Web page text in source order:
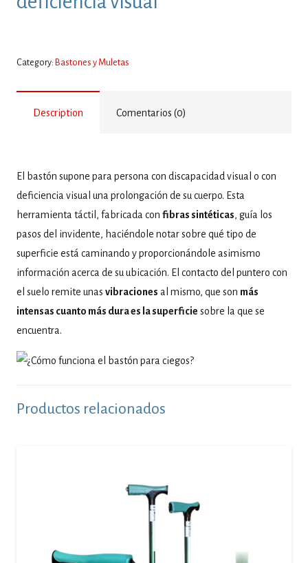
Category: Bastones y Muletas
Description Comentarios (0)
El bastón supone para persona con discapacidad visual o con
deficiencia visual una prolongación de su cuerpo. Esta
herramienta táctil, fabricada con fibras sintéticas, guía los
pasos del invidente, haciéndole notar sobre qué tipo de
superficie está caminando y proporcionándole asimismo
información acerca de su ubicación. El contacto del puntero con
el suelo remite unas vibraciones al mismo, que son más
intensas cuanto más dura es la superficie sobre la que se
encuentra.
Productos relacionados